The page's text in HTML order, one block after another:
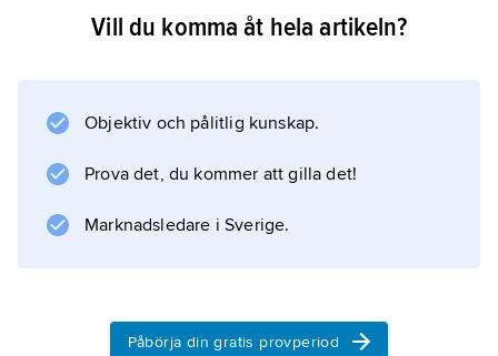
Saint George’s, som är beläget på öns
De främsta industrierna är socker- och
viktigare.
Vill du komma åt hela artikeln?
Objektiv och pålitlig kunskap.
Prova det, du kommer att gilla det!
Marknadsledare i Sverige.
Påbörja din gratis provperiod